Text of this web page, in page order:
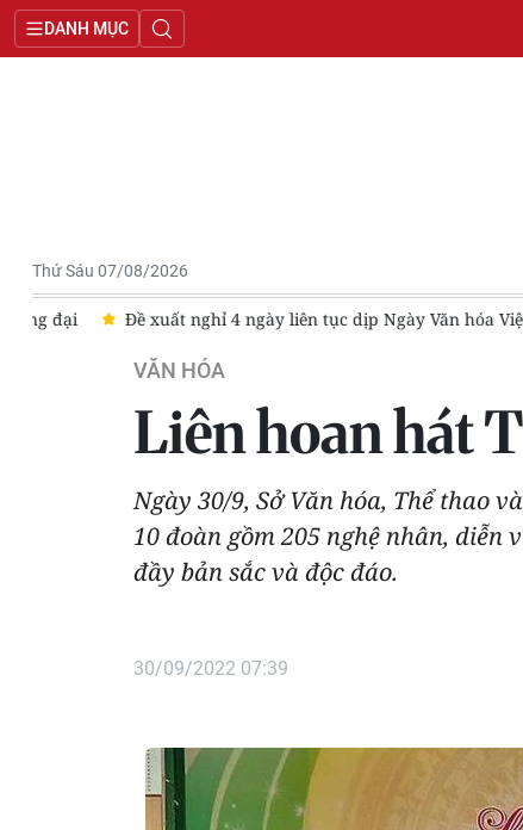
DANH MỤC
Thứ Sáu 07/08/2026
Đề xuất nghỉ 4 ngày liên tục dịp Ngày Văn hóa Việt Nam
VĂN HÓA
Liên hoan hát
Ngày 30/9, Sở Văn hóa, Thể thao
10 đoàn gồm 205 nghệ nhân,
đầy bản sắc và độc đáo.
30/09/2022 07:39